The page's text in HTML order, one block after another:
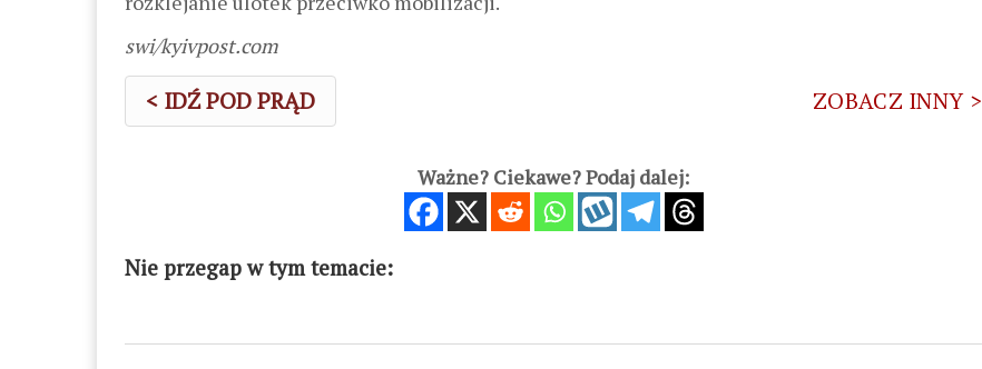
swi/kyivpost.com
< IDŹ POD PRĄD ZOBACZ INNY >
Ważne? Ciekawe? Podaj dalej:
Nie przegap w tym temacie: